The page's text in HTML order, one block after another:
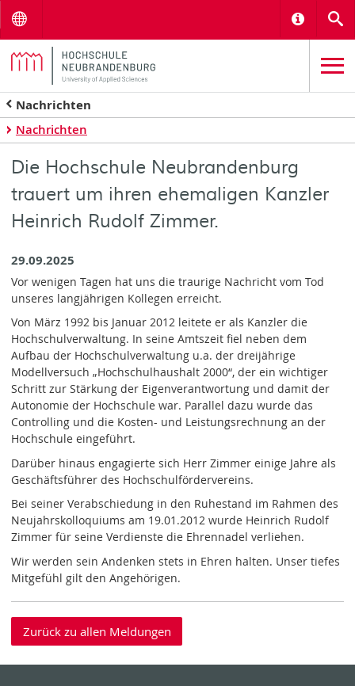
Nachrichten
Nachrichten
Die Hochschule Neubrandenburg
trauert um ihren ehemaligen Kanzler
Heinrich Rudolf Zimmer.
29.09.2025
Vor wenigen Tagen hat uns die traurige Nachricht vom Tod
unseres langjährigen Kollegen erreicht.
Von März 1992 bis Januar 2012 leitete er als Kanzler die
Hochschulverwaltung. In seine Amtszeit fiel neben dem
Aufbau der Hochschulverwaltung u.a. der dreijährige
Modellversuch „Hochschulhaushalt 2000“, der ein wichtiger
Schritt zur Stärkung der Eigenverantwortung und damit der
Autonomie der Hochschule war. Parallel dazu wurde das
Controlling und die Kosten- und Leistungsrechnung an der
Hochschule eingeführt.
Darüber hinaus engagierte sich Herr Zimmer einige Jahre als
Geschäftsführer des Hochschulfördervereins.
Bei seiner Verabschiedung in den Ruhestand im Rahmen des
Neujahrskolloquiums am 19.01.2012 wurde Heinrich Rudolf
Zimmer für seine Verdienste die Ehrennadel verliehen.
Wir werden sein Andenken stets in Ehren halten. Unser tiefes
Mitgefühl gilt den Angehörigen.
Zurück zu allen Meldungen